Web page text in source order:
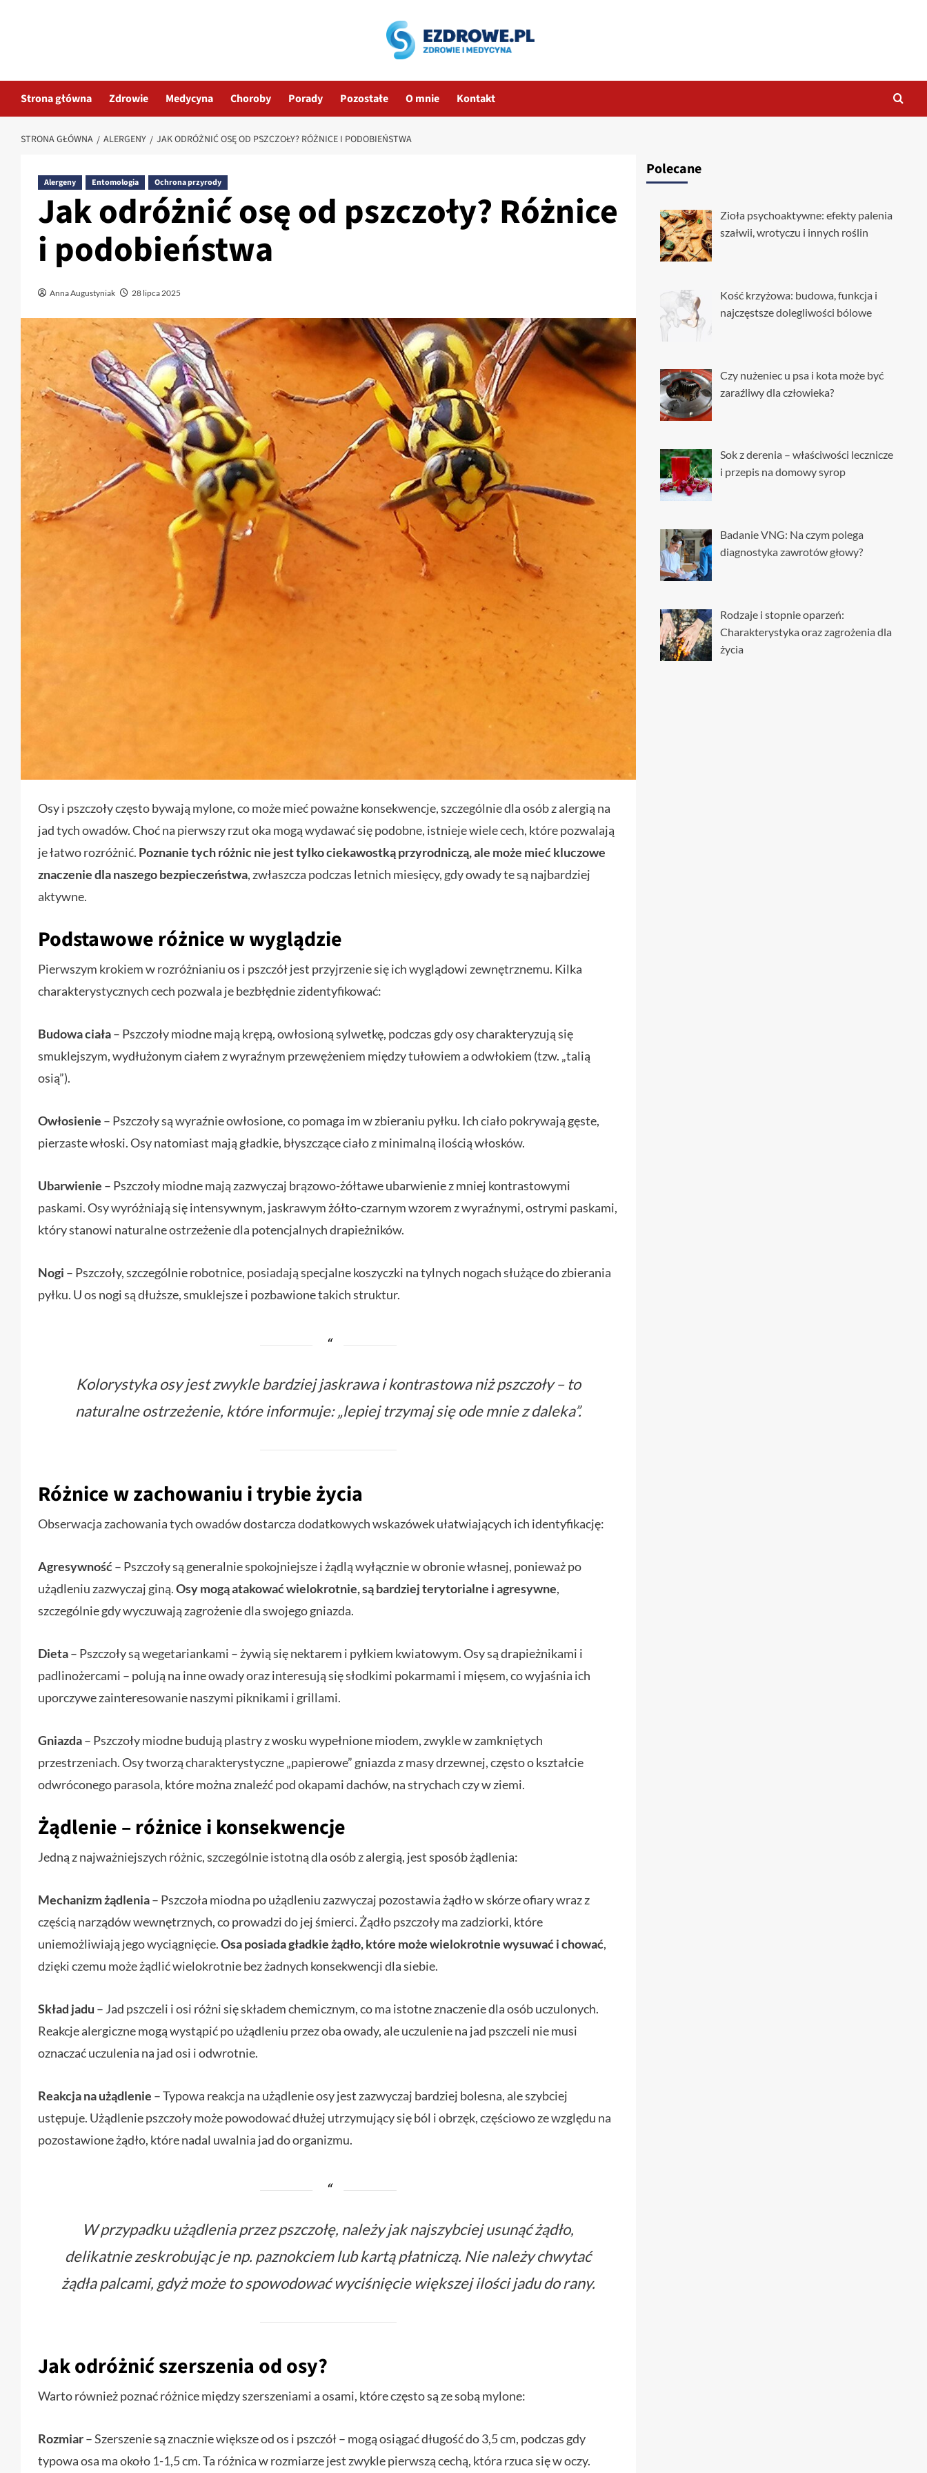
Strona główna Zdrowie Medycyna Choroby Porady Pozostałe O mnie Kontakt
STRONA GŁÓWNA ALERGENY JAK ODRÓŻNIĆ OSĘ OD PSZCZOŁY? RÓŻNICE I PODOBIEŃSTWA
Alergeny Entomologia Ochrona przyrody
Jak odróżnić osę od pszczoły? Różnice
i podobieństwa
Anna Augustyniak 28 lipca 2025
Osy i pszczoły często bywają mylone, co może mieć poważne konsekwencje, szczególnie dla osób z alergią na
jad tych owadów. Choć na pierwszy rzut oka mogą wydawać się podobne, istnieje wiele cech, które pozwalają
je łatwo rozróżnić. Poznanie tych różnic nie jest tylko ciekawostką przyrodniczą, ale może mieć kluczowe
znaczenie dla naszego bezpieczeństwa, zwłaszcza podczas letnich miesięcy, gdy owady te są najbardziej
aktywne.
Podstawowe różnice w wyglądzie
Pierwszym krokiem w rozróżnianiu os i pszczół jest przyjrzenie się ich wyglądowi zewnętrznemu. Kilka
charakterystycznych cech pozwala je bezbłędnie zidentyfikować:
Budowa ciała– Pszczoły miodne mają krępą, owłosioną sylwetkę, podczas gdy osy charakteryzują się
smuklejszym, wydłużonym ciałem z wyraźnym przewężeniem między tułowiem a odwłokiem (tzw. „talią
osią”).
Owłosienie – Pszczoły są wyraźnie owłosione, co pomaga im w zbieraniu pyłku. Ich ciało pokrywają gęste,
pierzaste włoski. Osy natomiast mają gładkie, błyszczące ciało z minimalną ilością włosków.
Ubarwienie – Pszczoły miodne mają zazwyczaj brązowo-żółtawe ubarwienie z mniej kontrastowymi
paskami. Osy wyróżniają się intensywnym, jaskrawym żółto-czarnym wzorem z wyraźnymi, ostrymi paskami,
który stanowi naturalne ostrzeżenie dla potencjalnych drapieżników.
Nogi – Pszczoły, szczególnie robotnice, posiadają specjalne koszyczki na tylnych nogach służące do zbierania
pyłku. U os nogi są dłuższe, smuklejsze i pozbawione takich struktur.
Kolorystyka osy jest zwykle bardziej jaskrawa i kontrastowa niż pszczoły – to
naturalne ostrzeżenie, które informuje: „lepiej trzymaj się ode mnie z daleka”.
Różnice w zachowaniu i trybie życia
Obserwacja zachowania tych owadów dostarcza dodatkowych wskazówek ułatwiających ich identyfikację:
Agresywność– Pszczoły są generalnie spokojniejsze i żądlą wyłącznie w obronie własnej, ponieważ po
użądleniu zazwyczaj giną.Osy mogą atakować wielokrotnie, są bardziej terytorialne i agresywne,
szczególnie gdy wyczuwają zagrożenie dla swojego gniazda.
Dieta– Pszczoły są wegetariankami – żywią się nektarem i pyłkiem kwiatowym. Osy są drapieżnikami i
padlinożercami – polują na inne owady oraz interesują się słodkimi pokarmami i mięsem, co wyjaśnia ich
uporczywe zainteresowanie naszymi piknikami i grillami.
Gniazda– Pszczoły miodne budują plastry z wosku wypełnione miodem, zwykle w zamkniętych
przestrzeniach. Osy tworzą charakterystyczne „papierowe” gniazda z masy drzewnej, często o kształcie
odwróconego parasola, które można znaleźć pod okapami dachów, na strychach czy w ziemi.
Żądlenie – różnice i konsekwencje
Jedną z najważniejszych różnic, szczególnie istotną dla osób z alergią, jest sposób żądlenia:
Mechanizm żądlenia– Pszczoła miodna po użądleniu zazwyczaj pozostawia żądło w skórze ofiary wraz z
częścią narządów wewnętrznych, co prowadzi do jej śmierci. Żądło pszczoły ma zadziorki, które
uniemożliwiają jego wyciągnięcie.Osa posiada gładkie żądło, które może wielokrotnie wysuwać i chować,
dzięki czemu może żądlić wielokrotnie bez żadnych konsekwencji dla siebie.
Skład jadu – Jad pszczeli i osi różni się składem chemicznym, co ma istotne znaczenie dla osób uczulonych.
Reakcje alergiczne mogą wystąpić po użądleniu przez oba owady, ale uczulenie na jad pszczeli nie musi
oznaczać uczulenia na jad osi i odwrotnie.
Reakcja na użądlenie – Typowa reakcja na użądlenie osy jest zazwyczaj bardziej bolesna, ale szybciej
ustępuje. Użądlenie pszczoły może powodować dłużej utrzymujący się ból i obrzęk, częściowo ze względu na
pozostawione żądło, które nadal uwalnia jad do organizmu.
W przypadku użądlenia przez pszczołę, należy jak najszybciej usunąć żądło,
delikatnie zeskrobując je np. paznokciem lub kartą płatniczą. Nie należy chwytać
żądła palcami, gdyż może to spowodować wyciśnięcie większej ilości jadu do rany.
Jak odróżnić szerszenia od osy?
Warto również poznać różnice między szerszeniami a osami, które często są ze sobą mylone:
Rozmiar– Szerszenie są znacznie większe od os i pszczół – mogą osiągać długość do 3,5 cm, podczas gdy
typowa osa ma około 1-1,5 cm. Ta różnica w rozmiarze jest zwykle pierwszą cechą, która rzuca się w oczy.
Polecane
Zioła psychoaktywne: efekty palenia
szałwii, wrotyczu i innych roślin
Kość krzyżowa: budowa, funkcja i
najczęstsze dolegliwości bólowe
Czy nużeniec u psa i kota może być
zaraźliwy dla człowieka?
Sok z derenia – właściwości lecznicze
i przepis na domowy syrop
Badanie VNG: Na czym polega
diagnostyka zawrotów głowy?
Rodzaje i stopnie oparzeń:
Charakterystyka oraz zagrożenia dla
życia